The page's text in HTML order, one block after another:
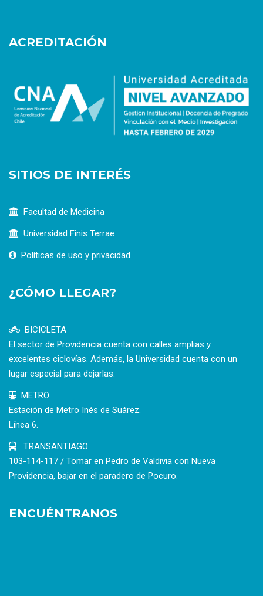
ACREDITACIÓN
SITIOS DE INTERÉS
Facultad de Medicina
Universidad Finis Terrae
Políticas de uso y privacidad
¿CÓMO LLEGAR?
BICICLETA
El sector de Providencia cuenta con calles amplias y
excelentes ciclovías. Además, la Universidad cuenta con un
lugar especial para dejarlas.
METRO
Estación de Metro Inés de Suárez.
Línea 6.
TRANSANTIAGO
103-114-117 / Tomar en Pedro de Valdivia con Nueva
Providencia, bajar en el paradero de Pocuro.
ENCUÉNTRANOS